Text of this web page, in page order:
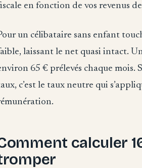
en fonction de vos revenus
un célibataire sans enfant
laissant le net quasi intact.
65 € prélevés chaque mois.
c’est le taux neutre qui
calculer